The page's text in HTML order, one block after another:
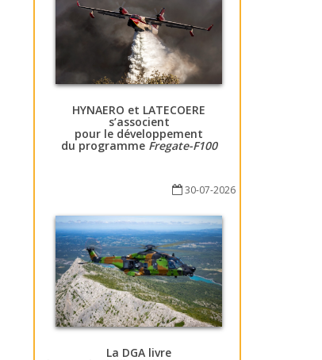
HYNAERO et LATECOERE
s’associent
pour le développement
du programme Fregate-F100
30-07-2026
La DGA livre